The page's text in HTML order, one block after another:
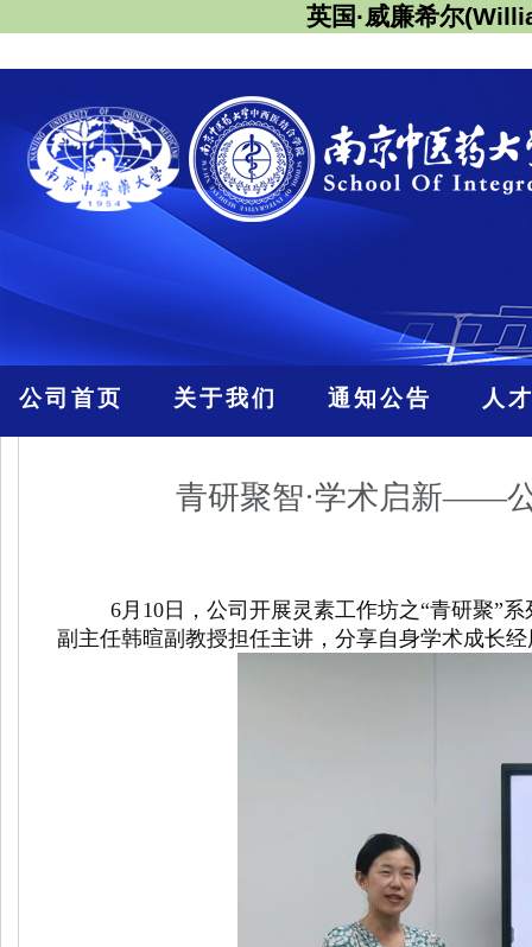
英国·威廉希尔
公司首页 关于我们 通知公告 人
青研聚智·学术启新——
6月10日，公司开展灵素工作坊之“青研聚”系
副主任韩暄副教授担任主讲，分享自身学术成长